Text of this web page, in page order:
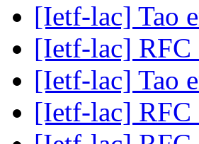
[Ietf-lac] Tao
[Ietf-lac] RFC
[Ietf-lac] Tao
[Ietf-lac] RFC